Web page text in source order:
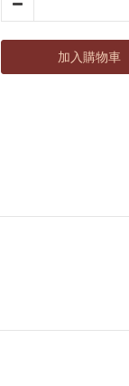
加入購物車